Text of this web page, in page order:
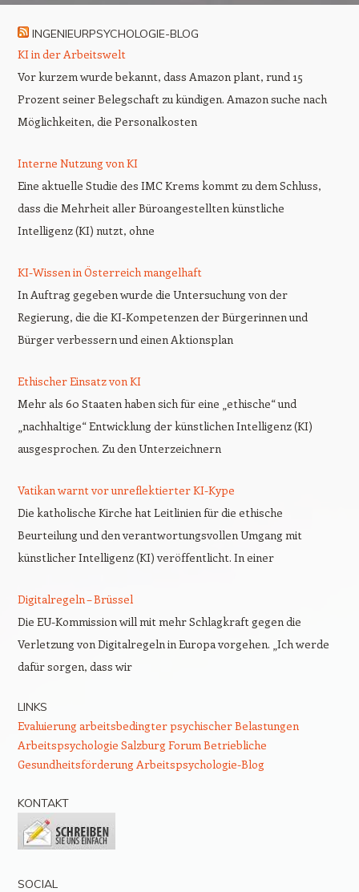
INGENIEURPSYCHOLOGIE-BLOG
KI in der Arbeitswelt
Vor kurzem wurde bekannt, dass Amazon plant, rund 15
Prozent seiner Belegschaft zu kündigen. Amazon suche nach
Möglichkeiten, die Personalkosten
Interne Nutzung von KI
Eine aktuelle Studie des IMC Krems kommt zu dem Schluss,
dass die Mehrheit aller Büroangestellten künstliche
Intelligenz (KI) nutzt, ohne
KI-Wissen in Österreich mangelhaft
In Auftrag gegeben wurde die Untersuchung von der
Regierung, die die KI-Kompetenzen der Bürgerinnen und
Bürger verbessern und einen Aktionsplan
Ethischer Einsatz von KI
Mehr als 60 Staaten haben sich für eine „ethische“ und
„nachhaltige“ Entwicklung der künstlichen Intelligenz (KI)
ausgesprochen. Zu den Unterzeichnern
Vatikan warnt vor unreflektierter KI-Kype
Die katholische Kirche hat Leitlinien für die ethische
Beurteilung und den verantwortungsvollen Umgang mit
künstlicher Intelligenz (KI) veröffentlicht. In einer
Digitalregeln – Brüssel
Die EU-Kommission will mit mehr Schlagkraft gegen die
Verletzung von Digitalregeln in Europa vorgehen. „Ich werde
dafür sorgen, dass wir
LINKS
Evaluierung arbeitsbedingter psychischer Belastungen
Arbeitspsychologie Salzburg Forum Betriebliche
Gesundheitsförderung Arbeitspsychologie-Blog
KONTAKT
SOCIAL